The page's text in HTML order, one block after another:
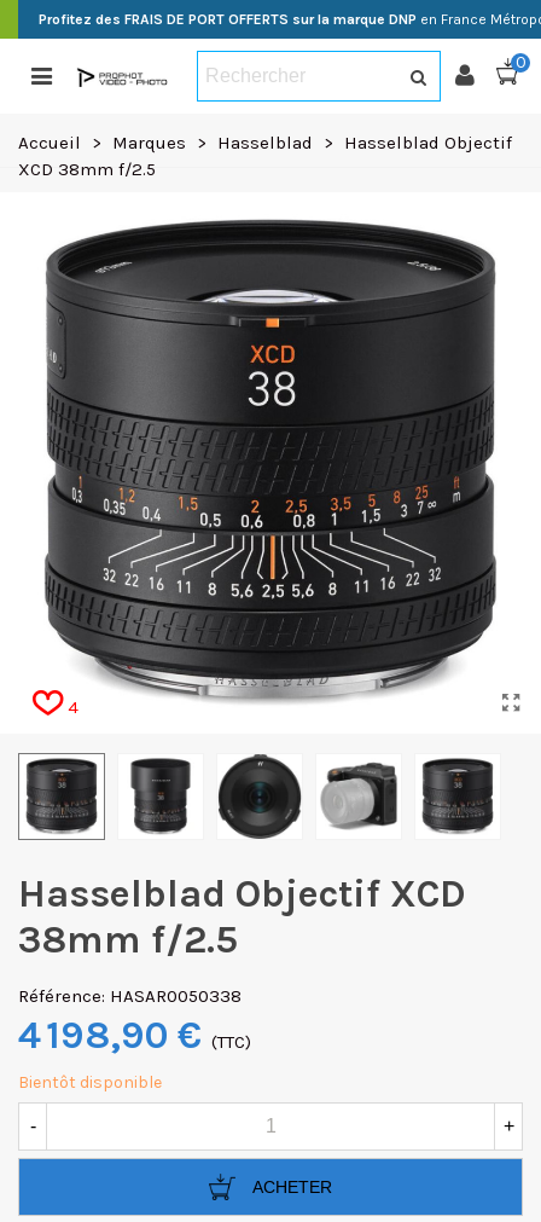
Profitez des FRAIS DE PORT OFFERTS sur la marque DNP en France
0
Accueil > Marques > Hasselblad >
Hasselblad Objectif
XCD 38mm f/2.5
4
Hasselblad Objectif XCD
38mm f/2.5
Référence: HASAR0050338
4 198,90 € (TTC)
Bientôt disponible
- +
ACHETER